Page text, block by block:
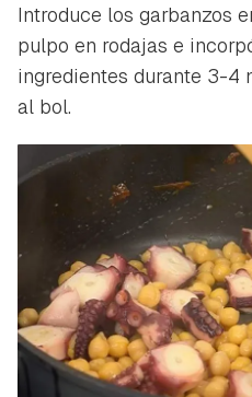
Guardar como
Para poder guardar
INICIAR SESIÓN
Introduce los garbanzos
pulpo en rodajas e
ingredientes durante 3-4
al bol.
Contenido
Gracias por